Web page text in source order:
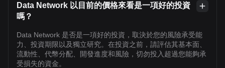
Data Network 以目前的價格來看是一項好的投資
嗎？
Data Network 是否是一項好的投資，取決於您的風險承受能
力、投資期限以及獨立研究。在投資之前，請評估其基本面、
流動性、代幣分配、開發進度和風險，切勿投入超過您能夠承
受損失的資金。